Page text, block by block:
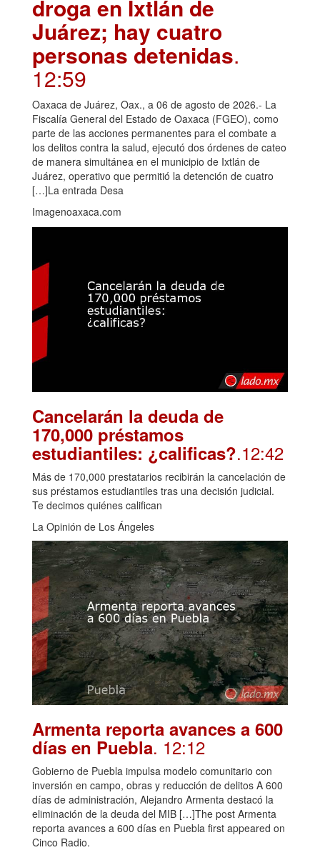
droga en Ixtlán de
Juárez; hay cuatro
personas detenidas.
12:59
Oaxaca de Juárez, Oax., a 06 de agosto de 2026.- La
Fiscalía General del Estado de Oaxaca (FGEO), como
parte de las acciones permanentes para el combate a
los delitos contra la salud, ejecutó dos órdenes de cateo
de manera simultánea en el municipio de Ixtlán de
Juárez, operativo que permitió la detención de cuatro
[…]La entrada Desa
Imagenoaxaca.com
Cancelarán la deuda de
170,000 préstamos
estudiantiles: ¿calificas?.12:42
Más de 170,000 prestatarios recibirán la cancelación de
sus préstamos estudiantiles tras una decisión judicial.
Te decimos quiénes califican
La Opinión de Los Ángeles
Armenta reporta avances a 600
días en Puebla. 12:12
Gobierno de Puebla impulsa modelo comunitario con
inversión en campo, obras y reducción de delitos A 600
días de administración, Alejandro Armenta destacó la
eliminación de la deuda del MIB […]The post Armenta
reporta avances a 600 días en Puebla first appeared on
Cinco Radio.